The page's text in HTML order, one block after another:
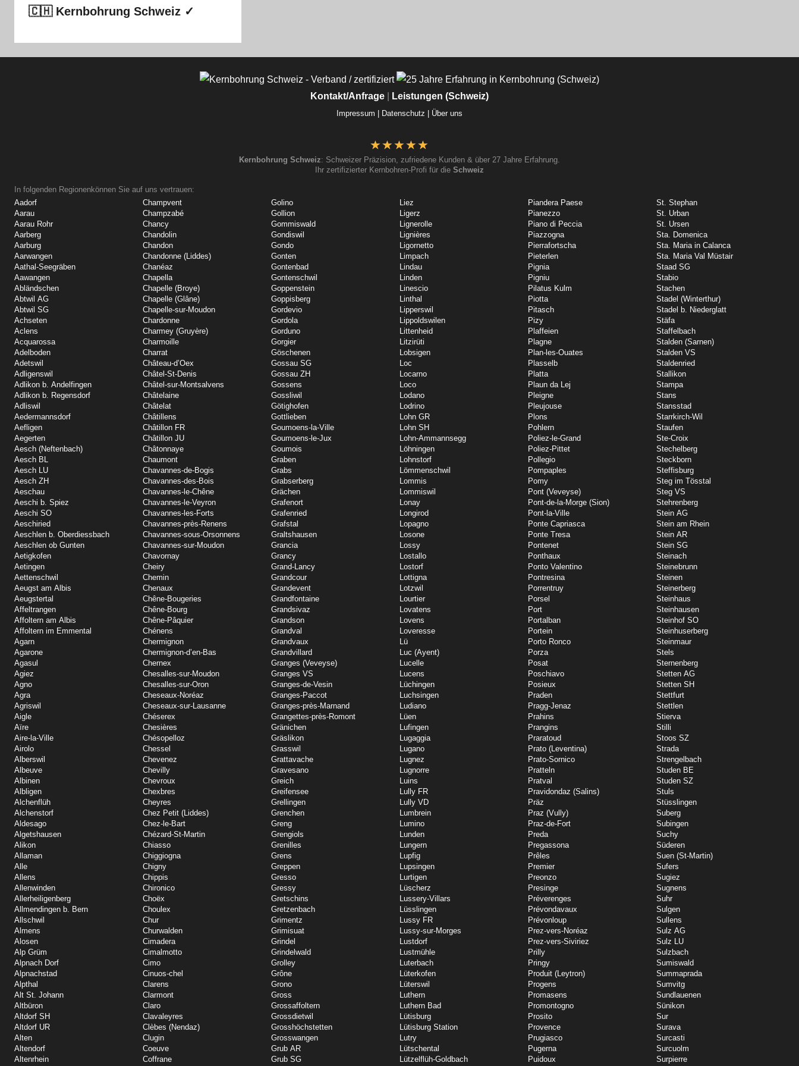
🇨🇭 Kernbohrung Schweiz ✓
Kontakt/Anfrage Leistungen (Schweiz)
Impressum | Datenschutz | Über uns
Kernbohrung Schweiz: Schweizer Präzision, zufriedene Kunden & über 27 Jahre Erfahrung.
Ihr zertifizierter Kernbohren-Profi für die Schweiz
In folgenden Regionenkönnen Sie auf uns vertrauen:
Aadorf
Aarau
Aarau Rohr
Aarberg
Aarburg
Aarwangen
Aathal-Seegräben
Aawangen
Abländschen
Abtwil AG
Abtwil SG
Achseten
Aclens
Acquarossa
Adelboden
Adetswil
Adligenswil
Adlikon b. Andelfingen
Adlikon b. Regensdorf
Adliswil
Aedermannsdorf
Aefligen
Aegerten
Aesch (Neftenbach)
Aesch BL
Aesch LU
Aesch ZH
Aeschau
Aeschi b. Spiez
Aeschi SO
Aeschiried
Aeschlen b. Oberdiessbach
Aeschlen ob Gunten
Aetigkofen
Aetingen
Aettenschwil
Aeugst am Albis
Aeugstertal
Affeltrangen
Affoltern am Albis
Affoltern im Emmental
Agarn
Agarone
Agasul
Agiez
Agno
Agra
Agriswil
Aigle
Aïre
Aire-la-Ville
Airolo
Alberswil
Albeuve
Albinen
Albligen
Alchenflüh
Alchenstorf
Aldesago
Algetshausen
Alikon
Allaman
Alle
Allens
Allenwinden
Allerheiligenberg
Allmendingen b. Bern
Allschwil
Almens
Alosen
Alp Grüm
Alpnach Dorf
Alpnachstad
Alpthal
Alt St. Johann
Altbüron
Altdorf SH
Altdorf UR
Alten
Altendorf
Altenrhein
Champvent
Champzabé
Chancy
Chandolin
Chandon
Chandonne (Liddes)
Chanéaz
Chapella
Chapelle (Broye)
Chapelle (Glâne)
Chapelle-sur-Moudon
Chardonne
Charmey (Gruyère)
Charmoille
Charrat
Château-d’Oex
Châtel-St-Denis
Châtel-sur-Montsalvens
Châtelaine
Châtelat
Châtillens
Châtillon FR
Châtillon JU
Châtonnaye
Chaumont
Chavannes-de-Bogis
Chavannes-des-Bois
Chavannes-le-Chêne
Chavannes-le-Veyron
Chavannes-les-Forts
Chavannes-près-Renens
Chavannes-sous-Orsonnens
Chavannes-sur-Moudon
Chavornay
Cheiry
Chemin
Chenaux
Chêne-Bougeries
Chêne-Bourg
Chêne-Pâquier
Chénens
Chermignon
Chermignon-d’en-Bas
Chernex
Chesalles-sur-Moudon
Chesalles-sur-Oron
Cheseaux-Noréaz
Cheseaux-sur-Lausanne
Chéserex
Chesières
Chésopelloz
Chessel
Chevenez
Chevilly
Chevroux
Chexbres
Cheyres
Chez Petit (Liddes)
Chez-le-Bart
Chézard-St-Martin
Chiasso
Chiggiogna
Chigny
Chippis
Chironico
Choëx
Choulex
Chur
Churwalden
Cimadera
Cimalmotto
Cimo
Cinuos-chel
Clarens
Clarmont
Claro
Clavaleyres
Clèbes (Nendaz)
Clugin
Coeuve
Coffrane
Golino
Gollion
Gommiswald
Gondiswil
Gondo
Gonten
Gontenbad
Gontenschwil
Goppenstein
Goppisberg
Gordevio
Gordola
Gorduno
Gorgier
Göschenen
Gossau SG
Gossau ZH
Gossens
Gossliwil
Götighofen
Gottlieben
Goumoens-la-Ville
Goumoens-le-Jux
Goumois
Graben
Grabs
Grabserberg
Grächen
Grafenort
Grafenried
Grafstal
Graltshausen
Grancia
Grancy
Grand-Lancy
Grandcour
Grandevent
Grandfontaine
Grandsivaz
Grandson
Grandval
Grandvaux
Grandvillard
Granges (Veveyse)
Granges VS
Granges-de-Vesin
Granges-Paccot
Granges-près-Marnand
Grangettes-près-Romont
Gränichen
Gräslikon
Grasswil
Grattavache
Gravesano
Greich
Greifensee
Grellingen
Grenchen
Greng
Grengiols
Grenilles
Grens
Greppen
Gresso
Gressy
Gretschins
Gretzenbach
Grimentz
Grimisuat
Grindel
Grindelwald
Grolley
Grône
Grono
Gross
Grossaffoltern
Grossdietwil
Grosshöchstetten
Grosswangen
Grub AR
Grub SG
Liez
Ligerz
Lignerolle
Lignières
Ligornetto
Limpach
Lindau
Linden
Linescio
Linthal
Lipperswil
Lippoldswilen
Littenheid
Litzirüti
Lobsigen
Loc
Locarno
Loco
Lodano
Lodrino
Lohn GR
Lohn SH
Lohn-Ammannsegg
Löhningen
Lohnstorf
Lömmenschwil
Lommis
Lommiswil
Lonay
Longirod
Lopagno
Losone
Lossy
Lostallo
Lostorf
Lottigna
Lotzwil
Lourtier
Lovatens
Lovens
Loveresse
Lü
Luc (Ayent)
Lucelle
Lucens
Lüchingen
Luchsingen
Ludiano
Lüen
Lufingen
Lugaggia
Lugano
Lugnez
Lugnorre
Luins
Lully FR
Lully VD
Lumbrein
Lumino
Lunden
Lungern
Lupfig
Lupsingen
Lurtigen
Lüscherz
Lussery-Villars
Lüsslingen
Lussy FR
Lussy-sur-Morges
Lustdorf
Lustmühle
Luterbach
Lüterkofen
Lüterswil
Luthern
Luthern Bad
Lütisburg
Lütisburg Station
Lutry
Lütschental
Lützelflüh-Goldbach
Piandera Paese
Pianezzo
Piano di Peccia
Piazzogna
Pierrafortscha
Pieterlen
Pignia
Pigniu
Pilatus Kulm
Piotta
Pitasch
Pizy
Plaffeien
Plagne
Plan-les-Ouates
Plasselb
Platta
Plaun da Lej
Pleigne
Pleujouse
Plons
Pohlern
Poliez-le-Grand
Poliez-Pittet
Pollegio
Pompaples
Pomy
Pont (Veveyse)
Pont-de-la-Morge (Sion)
Pont-la-Ville
Ponte Capriasca
Ponte Tresa
Pontenet
Ponthaux
Ponto Valentino
Pontresina
Porrentruy
Porsel
Port
Portalban
Portein
Porto Ronco
Porza
Posat
Poschiavo
Posieux
Praden
Pragg-Jenaz
Prahins
Prangins
Praratoud
Prato (Leventina)
Prato-Sornico
Pratteln
Pratval
Pravidondaz (Salins)
Präz
Praz (Vully)
Praz-de-Fort
Preda
Pregassona
Prêles
Premier
Preonzo
Presinge
Préverenges
Prévondavaux
Prévonloup
Prez-vers-Noréaz
Prez-vers-Siviriez
Prilly
Pringy
Produit (Leytron)
Progens
Promasens
Promontogno
Prosito
Provence
Prugiasco
Pugerna
Puidoux
St. Stephan
St. Urban
St. Ursen
Sta. Domenica
Sta. Maria in Calanca
Sta. Maria Val Müstair
Staad SG
Stabio
Stachen
Stadel (Winterthur)
Stadel b. Niederglatt
Stäfa
Staffelbach
Stalden (Sarnen)
Stalden VS
Staldenried
Stallikon
Stampa
Stans
Stansstad
Starrkirch-Wil
Staufen
Ste-Croix
Stechelberg
Steckborn
Steffisburg
Steg im Tösstal
Steg VS
Stehrenberg
Stein AG
Stein am Rhein
Stein AR
Stein SG
Steinach
Steinebrunn
Steinen
Steinerberg
Steinhaus
Steinhausen
Steinhof SO
Steinhuserberg
Steinmaur
Stels
Sternenberg
Stetten AG
Stetten SH
Stettfurt
Stettlen
Stierva
Stilli
Stoos SZ
Strada
Strengelbach
Studen BE
Studen SZ
Stuls
Stüsslingen
Suberg
Subingen
Suchy
Süderen
Suen (St-Martin)
Sufers
Sugiez
Sugnens
Suhr
Sulgen
Sullens
Sulz AG
Sulz LU
Sulzbach
Sumiswald
Summaprada
Sumvitg
Sundlauenen
Sünikon
Sur
Surava
Surcasti
Surcuolm
Surpierre